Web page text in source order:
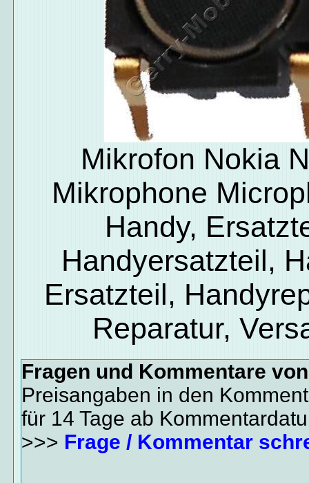
Mikrofon Nokia
Mikrophone
Handy,
Handyersatzteil,
Ersatzteil,
Reparatur,
Fragen und Kommentare
Preisangaben in den
für 14 Tage ab
>>> Frage / Kommentar